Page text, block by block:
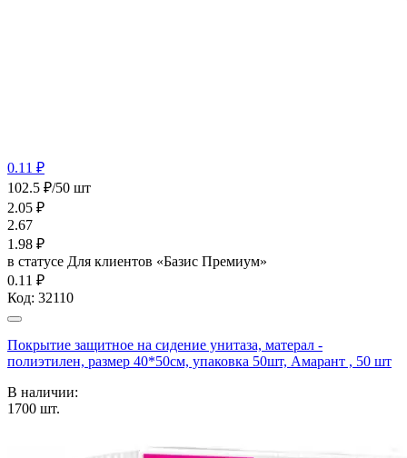
0.11 ₽
102.5 ₽/50 шт
2.05 ₽
2.67
1.98 ₽
в статусе Для клиентов «Базис Премиум»
0.11 ₽
Код: 32110
Покрытие защитное на сидение унитаза, матерал -
полиэтилен, размер 40*50см, упаковка 50шт, Амарант , 50 шт
В наличии:
1700 шт.